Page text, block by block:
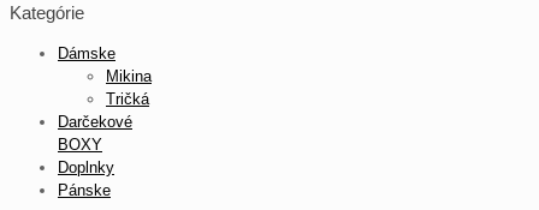
Kategórie
Dámske
Mikina
Tričká
Darčekové
BOXY
Doplnky
Pánske